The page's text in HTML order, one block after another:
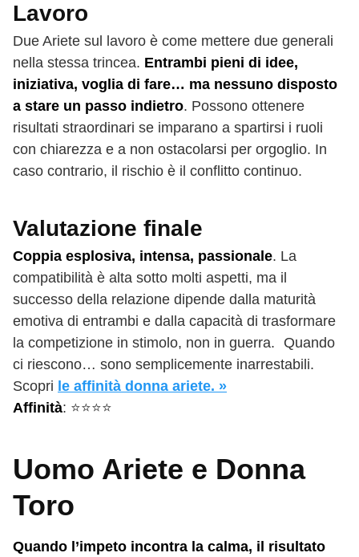
Lavoro
Due Ariete sul lavoro è come mettere due generali
nella stessa trincea. Entrambi pieni di idee,
iniziativa, voglia di fare… ma nessuno disposto
a stare un passo indietro. Possono ottenere
risultati straordinari se imparano a spartirsi i ruoli
con chiarezza e a non ostacolarsi per orgoglio. In
caso contrario, il rischio è il conflitto continuo.
Valutazione finale
Coppia esplosiva, intensa, passionale. La
compatibilità è alta sotto molti aspetti, ma il
successo della relazione dipende dalla maturità
emotiva di entrambi e dalla capacità di trasformare
la competizione in stimolo, non in guerra. Quando
ci riescono… sono semplicemente inarrestabili.
Scopri le affinità donna ariete. »
Affinità: ⭐️⭐️⭐️⭐️
Uomo Ariete e Donna
Toro
Quando l’impeto incontra la calma, il risultato